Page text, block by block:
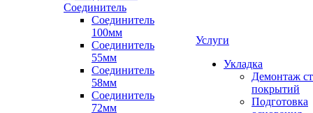
Соединитель
Соединитель
100мм
Соединитель
55мм
Соединитель
58мм
Соединитель
72мм
Услуги
Укладка
Демонтаж
покрытий
Подготовка